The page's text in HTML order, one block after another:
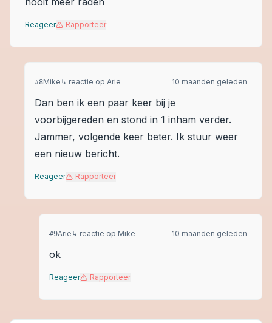
Reageer Rapporteer
#8Mike ↳ reactie op Arie 10 maanden geleden
Dan ben ik een paar keer bij je
voorbijgereden en stond in 1 inham verder.
Jammer, volgende keer beter. Ik stuur weer
een nieuw bericht.
Reageer Rapporteer
#9Arie ↳ reactie op Mike 10 maanden geleden
ok
Reageer Rapporteer